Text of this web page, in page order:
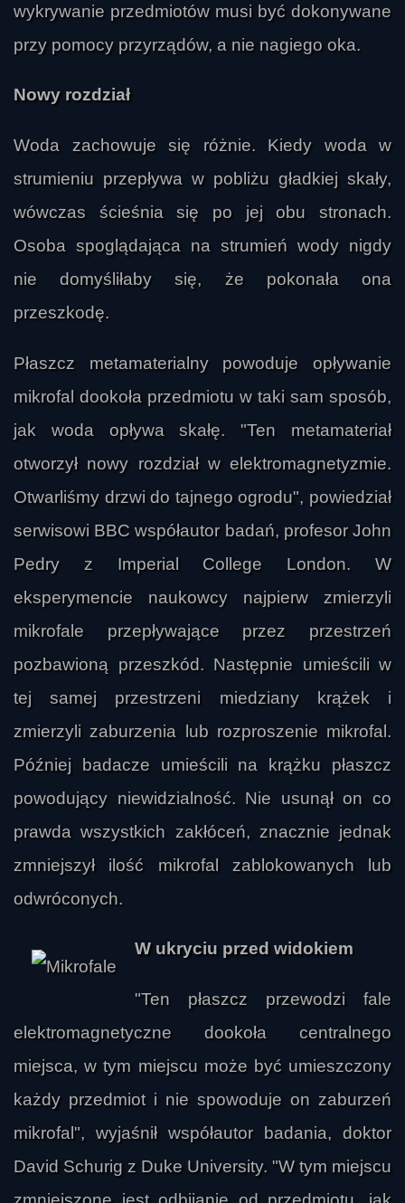
wykrywanie przedmiotów musi być dokonywane
przy pomocy przyrządów, a nie nagiego oka.
Nowy rozdział
Woda zachowuje się różnie. Kiedy woda w
strumieniu przepływa w pobliżu gładkiej skały,
wówczas ścieśnia się po jej obu stronach.
Osoba spoglądająca na strumień wody nigdy
nie domyśliłaby się, że pokonała ona
przeszkodę.
Płaszcz metamaterialny powoduje opływanie
mikrofal dookoła przedmiotu w taki sam sposób,
jak woda opływa skałę. "Ten metamateriał
otworzył nowy rozdział w elektromagnetyzmie.
Otwarliśmy drzwi do tajnego ogrodu", powiedział
serwisowi BBC współautor badań, profesor John
Pedry z Imperial College London. W
eksperymencie naukowcy najpierw zmierzyli
mikrofale przepływające przez przestrzeń
pozbawioną przeszkód. Następnie umieścili w
tej samej przestrzeni miedziany krążek i
zmierzyli zaburzenia lub rozproszenie mikrofal.
Później badacze umieścili na krążku płaszcz
powodujący niewidzialność. Nie usunął on co
prawda wszystkich zakłóceń, znacznie jednak
zmniejszył ilość mikrofal zablokowanych lub
odwróconych.
W ukryciu przed widokiem
"Ten płaszcz przewodzi fale
elektromagnetyczne dookoła centralnego
miejsca, w tym miejscu może być umieszczony
każdy przedmiot i nie spowoduje on zaburzeń
mikrofal", wyjaśnił współautor badania, doktor
David Schurig z Duke University. "W tym miejscu